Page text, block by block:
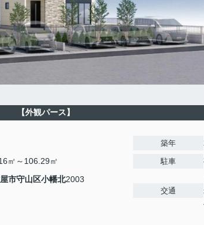
【外観パース】
㎡～106.29㎡
市守山区小幡北2003
築年
駐車
交通